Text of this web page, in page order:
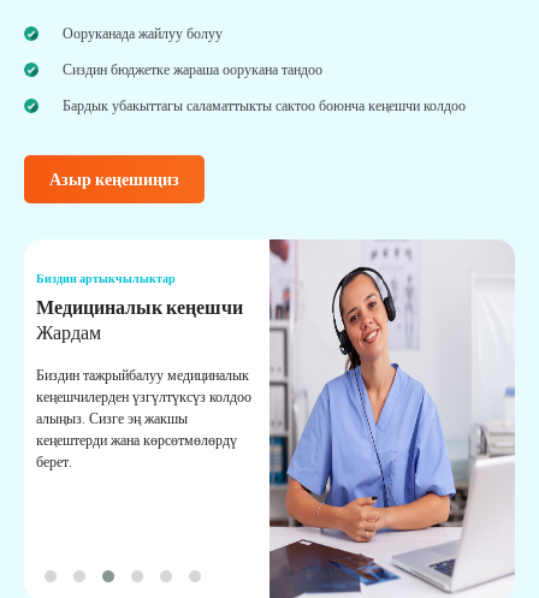
Ооруканада жайлуу болуу
Сиздин бюджетке жараша оорукана тандоо
Бардык убакыттагы саламаттыкты сактоо боюнча кеңешчи колдоо
Азыр кеңешиңиз
Биздин артыкчылыктар
Медициналык кеңешчи
Жардам
Биздин тажрыйбалуу медициналык
кеңешчилерден үзгүлтүксүз колдоо
алыңыз. Сизге эң жакшы
кеңештерди жана көрсөтмөлөрдү
берет.